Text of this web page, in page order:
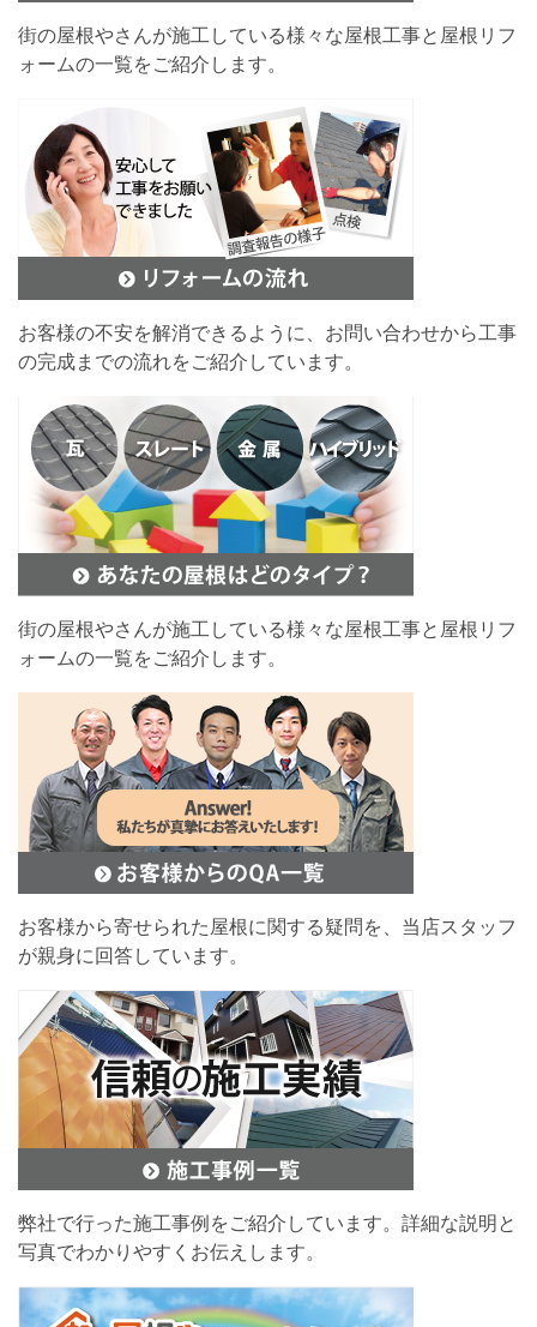
街の屋根やさんが施工している様々な屋根工事と屋根リフ
ォームの一覧をご紹介します。
お客様の不安を解消できるように、お問い合わせから工事
の完成までの流れをご紹介しています。
街の屋根やさんが施工している様々な屋根工事と屋根リフ
ォームの一覧をご紹介します。
お客様から寄せられた屋根に関する疑問を、当店スタッフ
が親身に回答しています。
弊社で行った施工事例をご紹介しています。詳細な説明と
写真でわかりやすくお伝えします。